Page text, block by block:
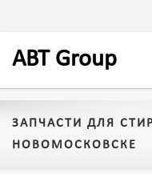
ABT Group
ЗАПЧАСТИ ДЛЯ
НОВОМОСКОВСКЕ